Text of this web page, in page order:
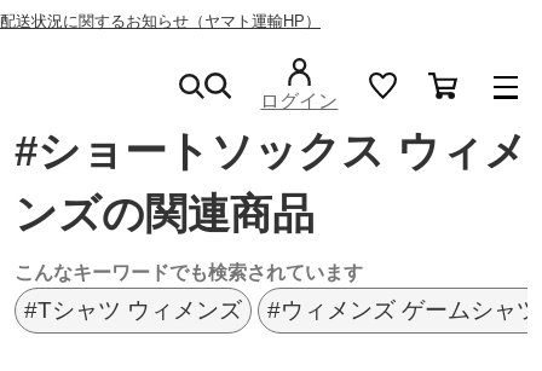
配送状況に関するお知らせ（ヤマト運輸HP）
スニーカー
ライフスタイルウエア
ログイン
ウィメンズ
#ショートソックス ウィメ
ンズの関連商品
こんなキーワードでも検索されています
#Tシャツ ウィメンズ #ウィメンズ ゲームシャツ